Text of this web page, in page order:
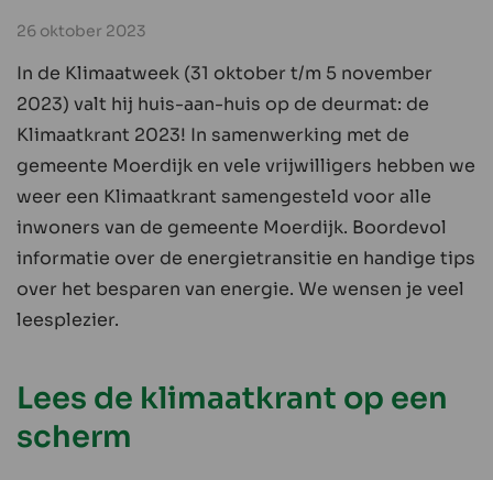
26 oktober 2023
In de Klimaatweek (31 oktober t/m 5 november
2023) valt hij huis-aan-huis op de deurmat: de
Klimaatkrant 2023! In samenwerking met de
gemeente Moerdijk en vele vrijwilligers hebben we
weer een Klimaatkrant samengesteld voor alle
inwoners van de gemeente Moerdijk. Boordevol
informatie over de energietransitie en handige tips
over het besparen van energie. We wensen je veel
leesplezier.
Lees de klimaatkrant op een
scherm